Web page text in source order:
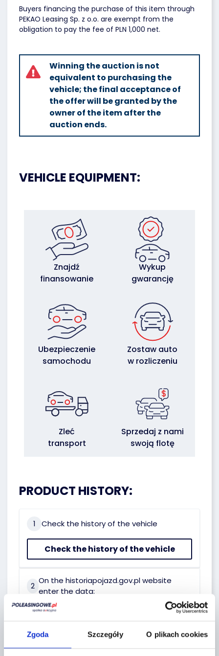
Zgoda Szczegóły O plikach cookies
Buyers financing the purchase of this item through
PEKAO Leasing Sp. z o.o. are exempt from the
obligation to pay the fee of PLN 1,000 net.
Winning the auction is not
equivalent to purchasing the
vehicle; the final acceptance of
the offer will be granted by the
owner of the item after the
auction ends.
VEHICLE EQUIPMENT:
Znajdź
finansowanie
Wykup
gwarancję
Ubezpieczenie
samochodu
Zostaw auto
w rozliczeniu
Zleć
transport
Sprzedaj z nami
swoją flotę
PRODUCT HISTORY:
1 Check the history of the vehicle
Check the history of the vehicle
2
On the historiapojazd.gov.pl website
enter the data:
VNKKAAC390A022520
Date of first reg.:
16.07.2021